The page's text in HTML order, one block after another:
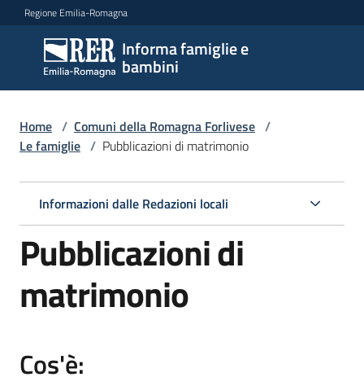
Vai al contenuto
Vai alla navigazione
Vai al footer
Regione Emilia-Romagna
Informa famiglie e
bambini
Informa
famiglie
e
bambini
Argomenti
Servizi
Centri
famiglie
Home / Comuni della Romagna Forlivese /
Le famiglie / Pubblicazioni di matrimonio
Informazioni dalle Redazioni locali
Pubblicazioni di
matrimonio
Cos'è: